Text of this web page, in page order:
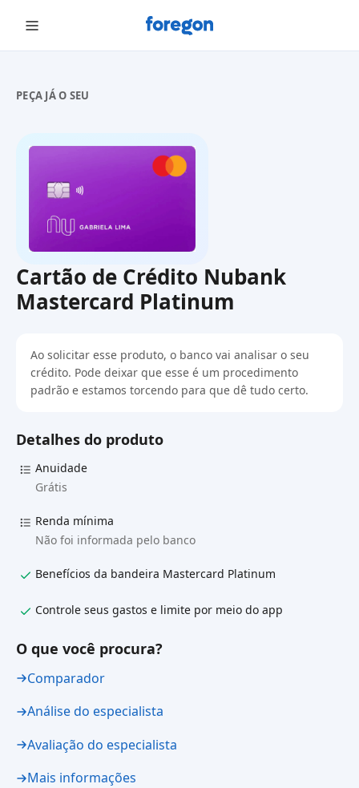
Foregon.com
PEÇA JÁ O SEU
Cartão de Crédito Nubank
Mastercard Platinum
Ao solicitar esse produto, o banco vai analisar o seu
crédito. Pode deixar que esse é um procedimento
padrão e estamos torcendo para que dê tudo certo.
Detalhes do produto
Anuidade
Grátis
Renda mínima
Não foi informada pelo banco
Benefícios da bandeira Mastercard Platinum
Controle seus gastos e limite por meio do app
O que você procura?
Comparador
Análise do especialista
Avaliação do especialista
Mais informações